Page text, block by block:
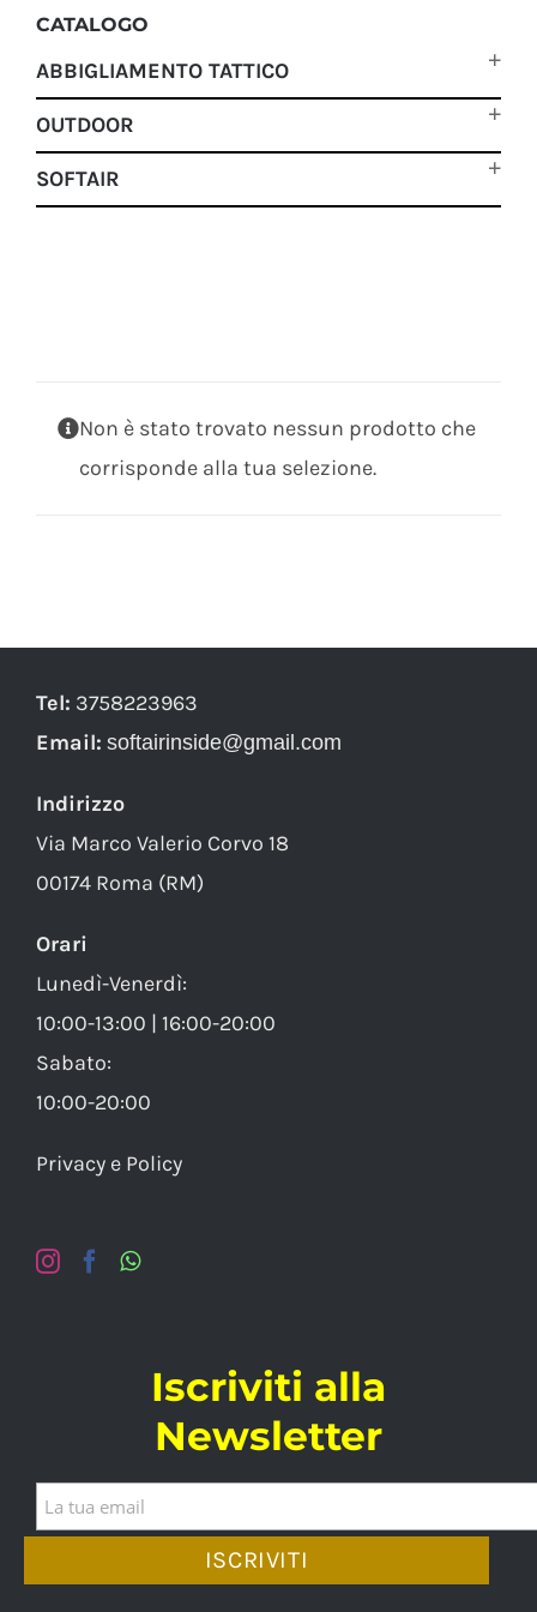
Non è stato trovato nessun prodotto che
corrisponde alla tua selezione.
CATALOGO
ABBIGLIAMENTO TATTICO
OUTDOOR
SOFTAIR
Tel: 3758223963
Email: softairinside@gmail.com
Indirizzo
Via Marco Valerio Corvo 18
00174 Roma (RM)
Orari
Lunedì-Venerdì:
10:00-13:00 | 16:00-20:00
Sabato:
10:00-20:00
Privacy e Policy
Iscriviti alla
Newsletter